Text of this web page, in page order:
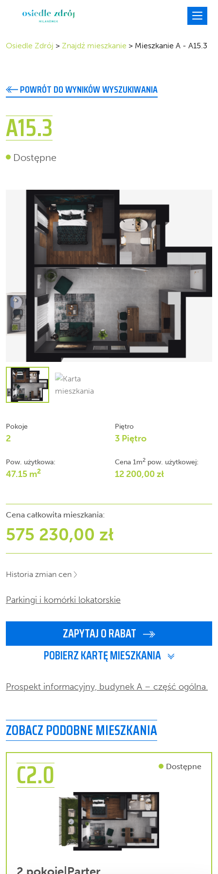
Osiedle Zdrój > Znajdź mieszkanie > Mieszkanie A - A15.3
POWRÓT DO WYNIKÓW WYSZUKIWANIA
A15.3
Dostępne
Pokoje
2
Piętro
3 Piętro
Pow. użytkowa:
47.15 m2
Cena 1m2 pow. użytkowej:
12 200,00 zł
Cena całkowita mieszkania:
575 230,00 zł
Historia zmian cen
Parkingi i komórki lokatorskie
ZAPYTAJ O RABAT
POBIERZ KARTĘ MIESZKANIA
Prospekt informacyjny, budynek A – część ogólna.
ZOBACZ PODOBNE MIESZKANIA
C2.0 Dostępne